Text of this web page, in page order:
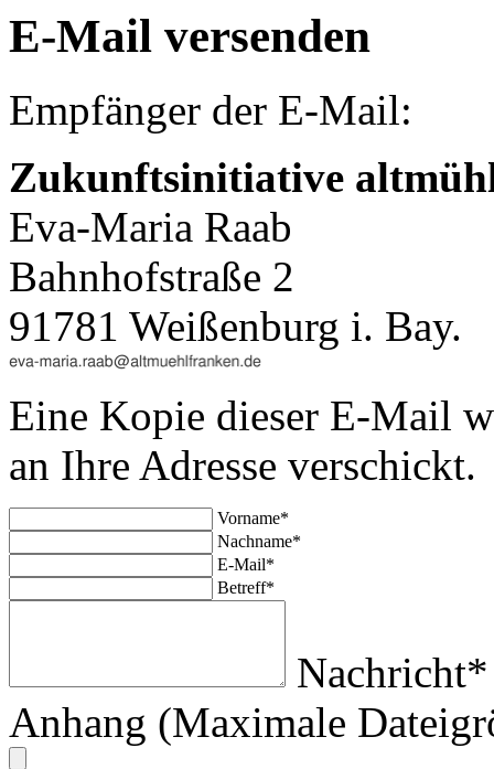
E-Mail versenden
Empfänger der E-Mail:
Zukunftsinitiative
Eva-Maria Raab
Bahnhofstraße 2
91781 Weißenburg i. Bay.
Eine Kopie dieser E-Mail
an Ihre Adresse verschickt.
Vorname*
Nachname*
E-Mail*
Betreff*
Nachricht*
Anhang (Maximale